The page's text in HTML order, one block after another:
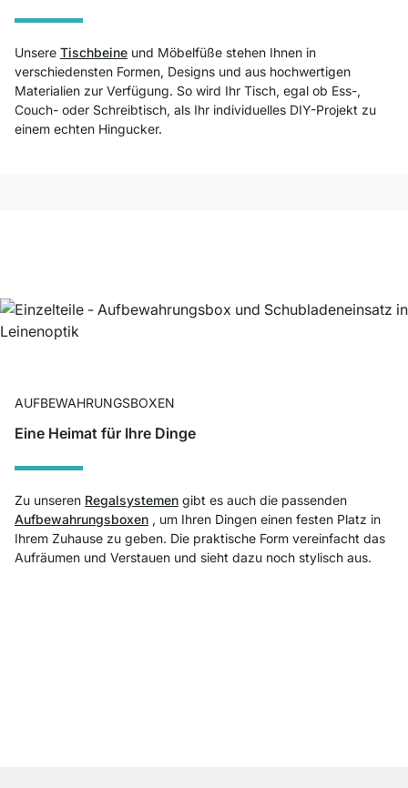
Unsere Tischbeine und Möbelfüße stehen Ihnen in
verschiedensten Formen, Designs und aus hochwertigen
Materialien zur Verfügung. So wird Ihr Tisch, egal ob Ess-,
Couch- oder Schreibtisch, als Ihr individuelles DIY-Projekt zu
einem echten Hingucker.
AUFBEWAHRUNGSBOXEN
Eine Heimat für Ihre Dinge
Zu unseren Regalsystemen gibt es auch die passenden
Aufbewahrungsboxen , um Ihren Dingen einen festen Platz in
Ihrem Zuhause zu geben. Die praktische Form vereinfacht das
Aufräumen und Verstauen und sieht dazu noch stylisch aus.